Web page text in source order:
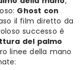
Ghost con
il film diretto da
successo è
del palmo
linee della mano